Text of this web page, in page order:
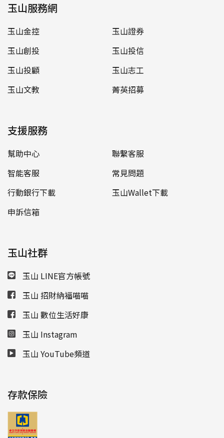
玉山服務網
玉山金控
玉山證券
玉山創投
玉山投信
玉山投顧
玉山志工
玉山文教
菁英招募
支援服務
幫助中心
聯繫客服
智能客服
常見問題
行動銀行下載
玉山Wallet下載
申訴信箱
玉山社群
玉山 LINE官方帳號
玉山 招財納福喵喵
玉山 數位生活好康
玉山 Instagram
玉山 YouTube頻道
存款保險